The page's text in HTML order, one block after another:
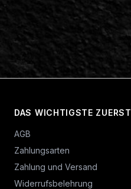
DAS WICHTIGSTE ZUERST
AGB
Zahlungsarten
Zahlung und Versand
Widerrufsbelehrung